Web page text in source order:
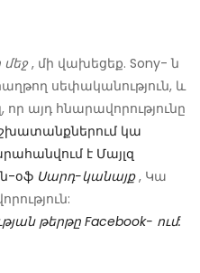
մեջ, մի վախեցեք. Sony- ն
սեփականություն, և
այդ հնարավորությունը
կա
է Մայլզ
օֆ Սարդ-կանայք , Կա
թերթը Facebook- ում: